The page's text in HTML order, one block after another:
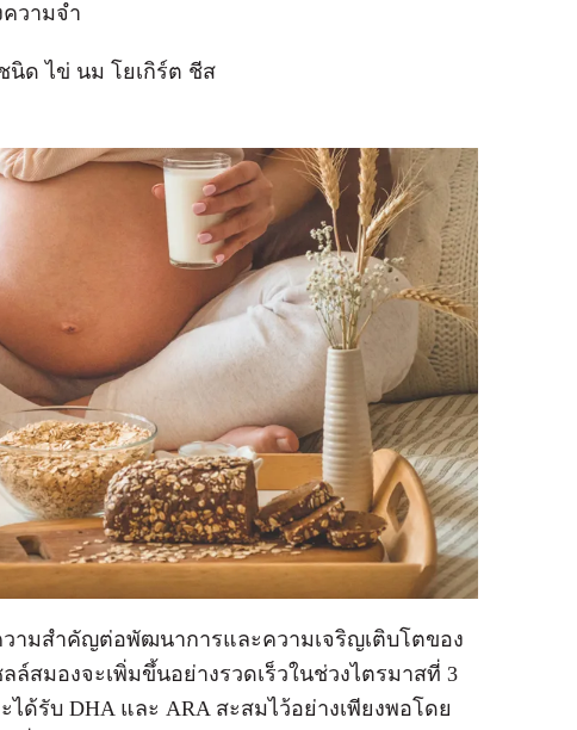
วามจำ
นิด ไข่ นม โยเกิร์ต ชีส
ามสำคัญต่อพัฒนาการและความเจริญเติบโตของ
ล์สมองจะเพิ่มขึ้นอย่างรวดเร็วในช่วงไตรมาสที่ 3
รับ DHA และ ARA สะสมไว้อย่างเพียงพอโดย